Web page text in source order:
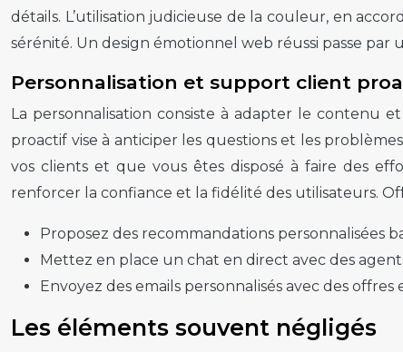
détails. L’utilisation judicieuse de la couleur, en
sérénité. Un design émotionnel web réussi passe
Personnalisation et support client
La personnalisation consiste à adapter le contenu
proactif vise à anticiper les questions et les
vos clients et que vous êtes disposé à faire des
renforcer la confiance et la fidélité des utilisateurs.
Proposez des recommandations personnalisées
Mettez en place un chat en direct avec des
Envoyez des emails personnalisés avec des
Les éléments souvent négligés